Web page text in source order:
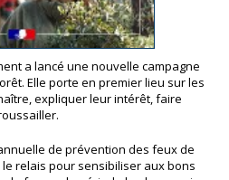
a lancé une nouvelle campagne
Elle porte en premier lieu sur les
expliquer leur intérêt, faire
de prévention des feux de
relais pour sensibiliser aux bons